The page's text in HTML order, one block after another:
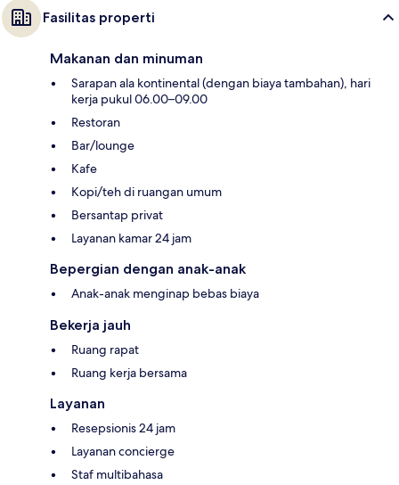
Fasilitas properti
Makanan dan minuman
Sarapan ala kontinental (dengan biaya tambahan), hari
kerja pukul 06.00–09.00
Restoran
Bar/lounge
Kafe
Kopi/teh di ruangan umum
Bersantap privat
Layanan kamar 24 jam
Bepergian dengan anak-anak
Anak-anak menginap bebas biaya
Bekerja jauh
Ruang rapat
Ruang kerja bersama
Layanan
Resepsionis 24 jam
Layanan concierge
Staf multibahasa